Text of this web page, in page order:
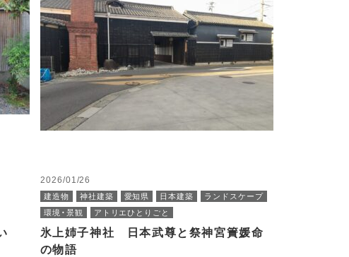
2026/01/26
建造物 神社建築 愛知県 日本建築
ランドスケープ
環境・景観
アトリエひとりごと
氷上姉子神社 日本武尊と祭神宮簀媛命
の物語